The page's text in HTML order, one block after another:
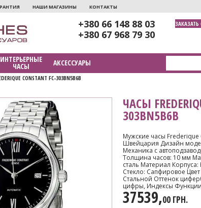
НАШИ МАГАЗИНЫ КОНТАКТЫ
+380 66 148 88 03
+380 67 968 79 30
ИНТЕРЬЕРНЫЕ
ЧАСЫ АКСЕССУАРЫ
CONSTANT FC-303BN5B6B
ЧАСЫ
303BN5B6B
Мужские часы Frederique
Швейцария Дизайн
Механика с
Толщина часов: 10 мм
сталь Материал
Стекло: Сапфировое
Стальной Оттенок
цифры, Индексы
37539,00 ГРН.